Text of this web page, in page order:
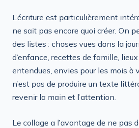
L’écriture est particulièrement
ne sait pas encore quoi créer. On
des listes : choses vues dans la
d’enfance, recettes de famille,
entendues, envies pour les mois à
n’est pas de produire un texte
revenir la main et l’attention.
Le collage a l’avantage de ne pas